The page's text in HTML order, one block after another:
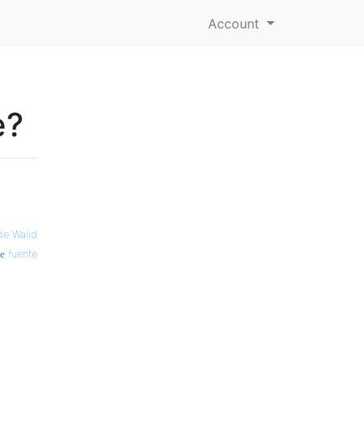
Account
Walid
fuente